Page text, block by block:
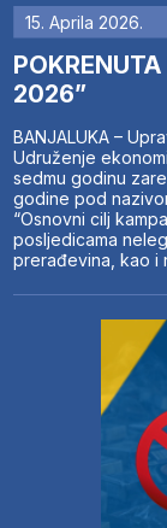
15. Aprila 2026.
2026”
BANJALUKA –
Udruženje
sedmu godinu
godine pod
“Osnovni cilj
posljedicama
prerađevina, kao i